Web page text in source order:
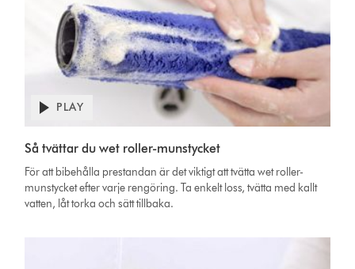
Transcript
Open
transcript
PLAY
Så tvättar du wet roller-munstycket
För att bibehålla prestandan är det viktigt att tvätta wet roller-
munstycket efter varje rengöring. Ta enkelt loss, tvätta med kallt
vatten, låt torka och sätt tillbaka.